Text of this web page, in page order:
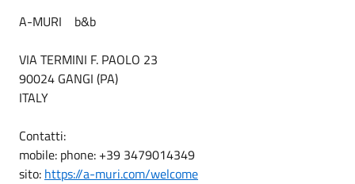
A-MURI b&b
VIA TERMINI F. PAOLO 23
90024 GANGI (PA)
ITALY
Contatti:
mobile: phone: +39 3479014349
sito: https://a-muri.com/welcome